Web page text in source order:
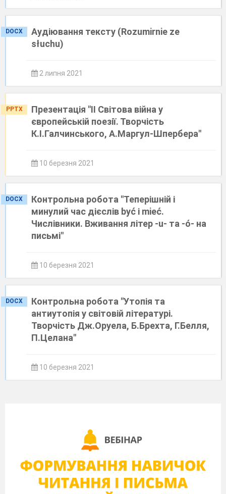
DOCX
Аудіювання тексту (Rozumirnie ze
słuchu)
2 липня 2021
PPTX
Презентація "ІІ Світова війна у
європейській поезії. Творчість
К.І.Галчинського, А.Маргул-Шпербера"
10 березня 2021
DOCX
Контрольна робота "Теперішній і
минулий час дієслів być і mieć.
Числівники. Вживання літер -u- та -ó- на
письмі"
10 березня 2021
DOCX
Контрольна робота "Утопія та
антиутопія у світовій літературі.
Творчість Дж.Оруела, Б.Брехта, Г.Белля,
П.Целана"
10 березня 2021